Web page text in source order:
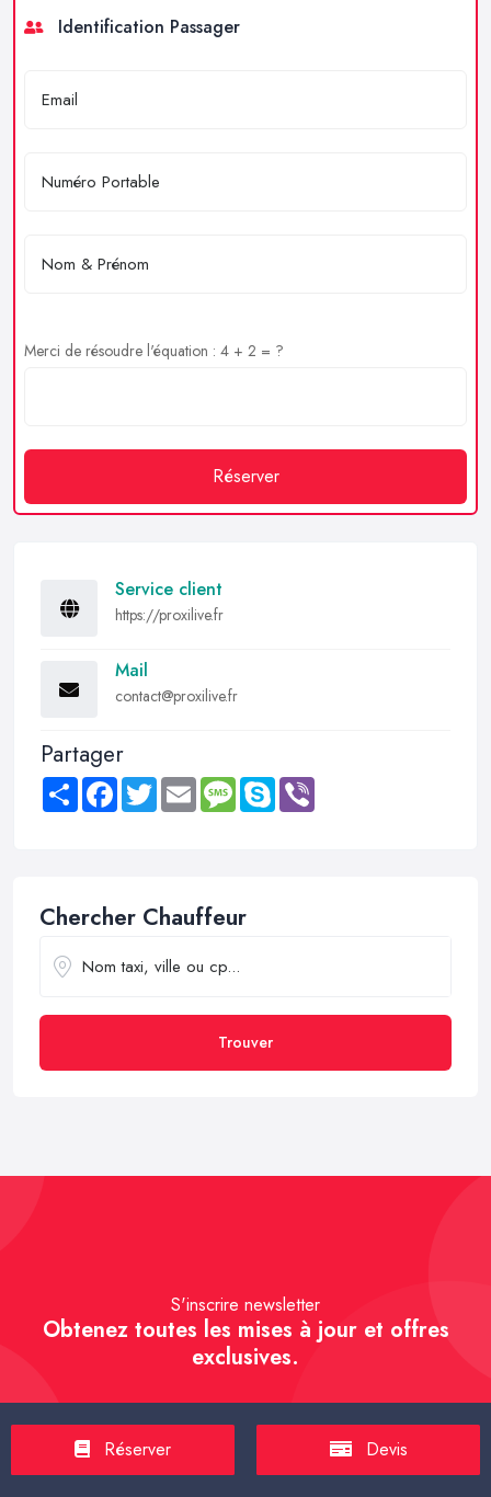
Identification Passager
Merci de résoudre l'équation : 4 + 2 = ?
Réserver
Service client
https://proxilive.fr
Mail
contact@proxilive.fr
Partager
Share FacebookTwitter Email MessageSkype
Chercher Chauffeur
Trouver
S'inscrire newsletter
Obtenez toutes les mises à jour et offres
exclusives.
S'inscrire
Réserver Devis